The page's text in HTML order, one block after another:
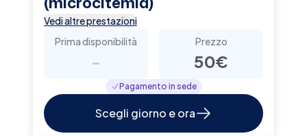
Vedi altre prestazioni
Prima disponibilità
-
Prezzo
50€
Pagamento in sede
Scegli giorno e ora